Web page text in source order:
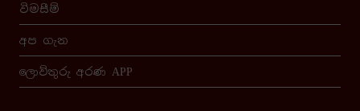
විමසීම්
අප ගැන
ලොව්තුරු අරණ APP